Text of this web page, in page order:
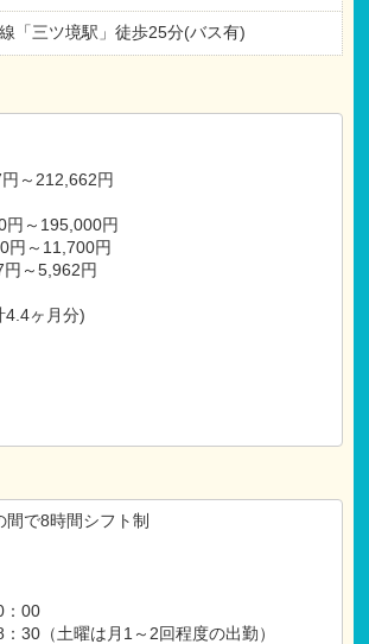
「三ツ境駅」徒歩25分(バス有)
円～212,662円
～195,000円
～11,700円
～5,962円
4.4ヶ月分)
円/月 ※マイカー通勤可)
一年以上)
（上限82,000円/月）
円/月）※法人が必要と認めた場合のみ
大15,000円まで）
で8時間シフト制
：00
30（土曜は月1～2回程度の出勤）